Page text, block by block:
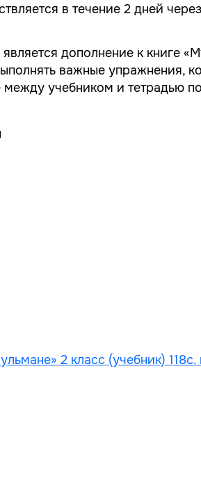
в течение 2 дней
является дополнение к книге
важные упражнения,
учебником и тетрадью